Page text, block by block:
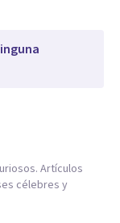
Artículos
célebres y